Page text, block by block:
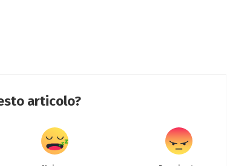
articolo?